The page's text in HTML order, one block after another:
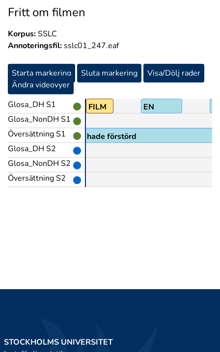
Fritt om filmen
Korpus:SSLC
Annoteringsfil: sslc01_247.eaf
Starta markering Sluta markering
Visa/Dölj rader
Ändra videovyer
Glosa_DH S1
Glosa_NonDH S1
Översättning S1
Glosa_DH S2
Glosa_NonDH S2
Översättning S2
SE FILM EN
så blev den bild jag hade förstörd
STOCKHOLMS UNIVERSITET